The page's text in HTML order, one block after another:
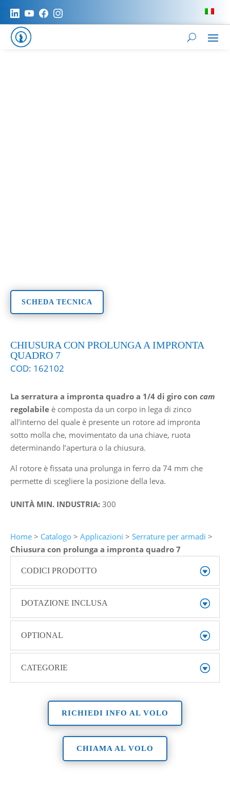
SCHEDA TECNICA
CHIUSURA CON PROLUNGA A IMPRONTA
QUADRO 7
COD: 162102
La serratura a impronta quadro a 1/4 di giro con cam
regolabileè composta da un corpo in lega di zinco
all’interno del quale è presente un rotore ad impronta
sotto molla che, movimentato da una chiave, ruota
determinando l’apertura o la chiusura.
Al rotore è fissata una prolunga in ferro da 74 mm che
permette di scegliere la posizione della leva.
UNITÀ MIN. INDUSTRIA: 300
Home> Catalogo> Applicazioni > Serrature per armadi >
Chiusura con prolunga a impronta quadro 7
CODICI PRODOTTO
DOTAZIONE INCLUSA
OPTIONAL
CATEGORIE
RICHIEDI INFO AL VOLO
CHIAMA AL VOLO